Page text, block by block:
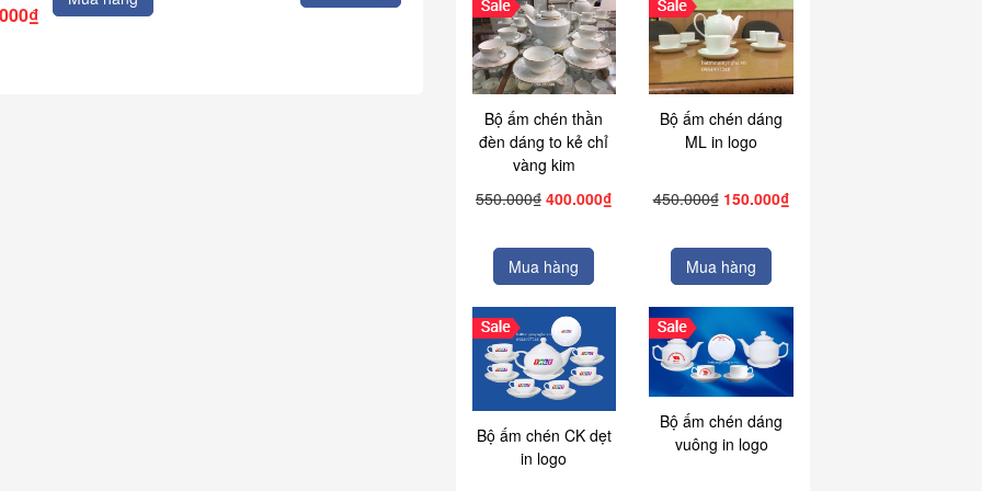
Bộ ấm chén thần
đèn dáng to kẻ chỉ
vàng kim
550.000₫ 400.000₫
Mua hàng
Bộ ấm chén dáng
ML in logo
450.000₫ 150.000₫
Mua hàng
Bộ ấm chén CK dẹt
in logo
Bộ ấm chén dáng
vuông in logo